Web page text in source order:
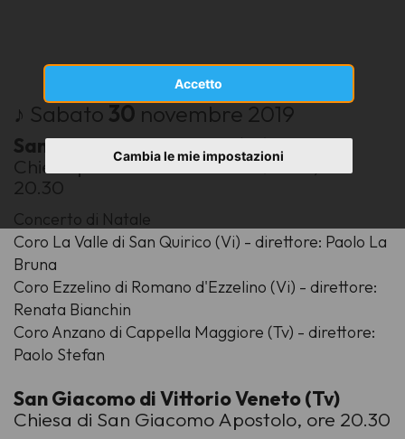
Accetto
Cambia le mie impostazioni
♪ Sabato 30 novembre 2019
San Quirico di Valdagno (Vi)
Chiesa parrocchiale di San Quirico, ore
20.30
Concerto di Natale
Coro La Valle di San Quirico (Vi) - direttore: Paolo La
Bruna
Coro Ezzelino di Romano d'Ezzelino (Vi) - direttore:
Renata Bianchin
Coro Anzano di Cappella Maggiore (Tv) - direttore:
Paolo Stefan
San Giacomo di Vittorio Veneto (Tv)
Chiesa di San Giacomo Apostolo, ore 20.30